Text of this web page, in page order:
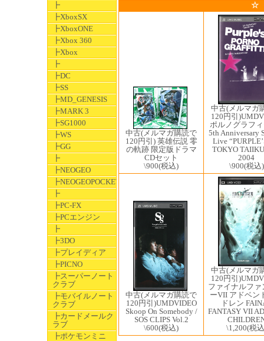
┣
┣XboxSX
┣XboxONE
┣Xbox 360
┣Xbox
┣
┣DC
┣SS
┣MD_GENESIS
┣MARK 3
┣SG1000
┣WS
┣GG
┣
┣NEOGEO
┣NEOGEOPOCKET
┣
┣PC-FX
┣PCエンジン
┣
┣3DO
┣プレイディア
┣PICNO
┣スーパーノート
クラブ
┣モバイルノート
クラブ
┣カードメールク
ラブ
┣ポケモンミニ
☆
中古(メルマガ購読で
120円引) 英雄伝説 零
の軌跡 限定版ドラマ
CDセット
\900(税込)
中古(メルマガ
120円引
ポルノグラフ
5th Anniversary
Live
TOKYO
2004
\900(税込)
中古(メルマガ購読で
120円引)UMDVIDEO
Skoop On Somebody /
SOS CLIPS Vol.2
\600(税込)
中古(メルマガ
120円引
ファイナルファ
ーVII アドベン
ドレン
FANTASY VII
\1,200(税